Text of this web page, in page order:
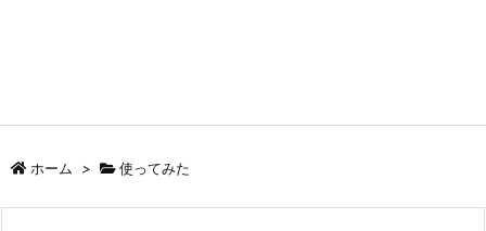
ホーム > 使ってみた